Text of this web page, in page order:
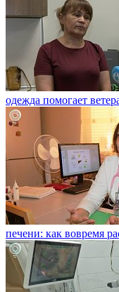
одежда помогает
печени: как вовремя